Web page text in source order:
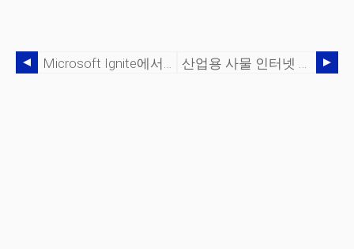
Microsoft Ignite에서:IoT와 로봇 공학이 Industry 4.0을 주도하는 방법 산업용 사물 인터넷 보안